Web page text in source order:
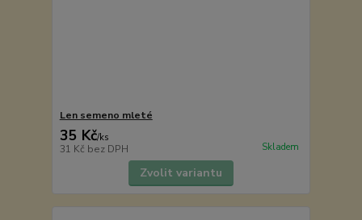
Len semeno mleté
35 Kč/ks
31 Kč bez DPH Skladem
Zvolit variantu